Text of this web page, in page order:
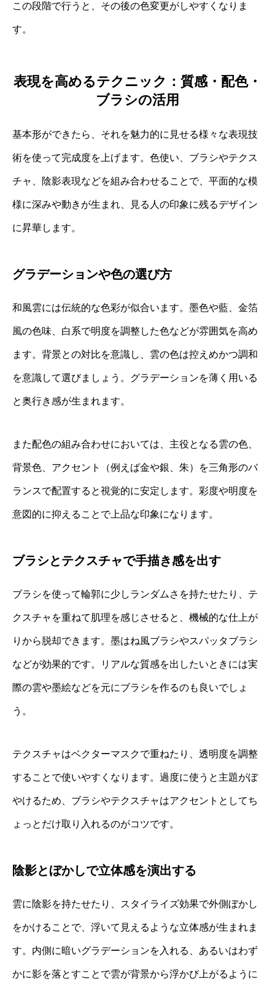
この段階で行うと、その後の色変更がしやすくなりま
す。
表現を高めるテクニック：質感・配色・
ブラシの活用
基本形ができたら、それを魅力的に見せる様々な表現技
術を使って完成度を上げます。色使い、ブラシやテクス
チャ、陰影表現などを組み合わせることで、平面的な模
様に深みや動きが生まれ、見る人の印象に残るデザイン
に昇華します。
グラデーションや色の選び方
和風雲には伝統的な色彩が似合います。墨色や藍、金箔
風の色味、白系で明度を調整した色などが雰囲気を高め
ます。背景との対比を意識し、雲の色は控えめかつ調和
を意識して選びましょう。グラデーションを薄く用いる
と奥行き感が生まれます。
また配色の組み合わせにおいては、主役となる雲の色、
背景色、アクセント（例えば金や銀、朱）を三角形のバ
ランスで配置すると視覚的に安定します。彩度や明度を
意図的に抑えることで上品な印象になります。
ブラシとテクスチャで手描き感を出す
ブラシを使って輪郭に少しランダムさを持たせたり、テ
クスチャを重ねて肌理を感じさせると、機械的な仕上が
りから脱却できます。墨はね風ブラシやスパッタブラシ
などが効果的です。リアルな質感を出したいときには実
際の雲や墨絵などを元にブラシを作るのも良いでしょ
う。
テクスチャはベクターマスクで重ねたり、透明度を調整
することで使いやすくなります。過度に使うと主題がぼ
やけるため、ブラシやテクスチャはアクセントとしてち
ょっとだけ取り入れるのがコツです。
陰影とぼかしで立体感を演出する
雲に陰影を持たせたり、スタイライズ効果で外側ぼかし
をかけることで、浮いて見えるような立体感が生まれま
す。内側に暗いグラデーションを入れる、あるいはわず
かに影を落とすことで雲が背景から浮かび上がるように